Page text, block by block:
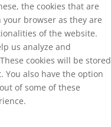
the cookies that are
browser as they are
of the website.
us analyze and
cookies will be stored
You also have the option
of some of these